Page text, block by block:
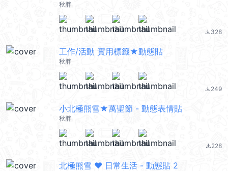
秋胖
file_download328
工作/活動 實用標籤★動態貼
秋胖
file_download249
小北極熊雪★萬聖節 - 動態表情貼
秋胖
file_download228
北極熊雪 ❤ 日常生活 - 動態貼 2